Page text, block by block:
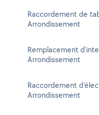
Raccordement de
Arrondissement
Remplacement
Arrondissement
Raccordement
Arrondissement